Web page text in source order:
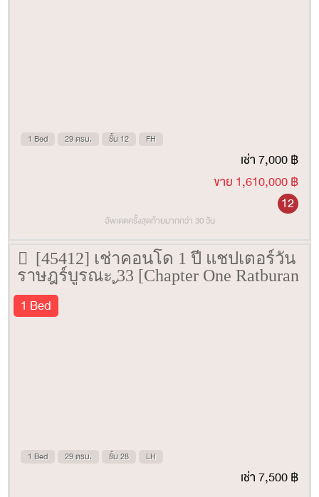
1 Bed 29 ตรม. ชั้น 12 FH
เช่า 7,000 ฿
ขาย 1,610,000 ฿
12
อัพเดตครั้งสุดท้ายมากกว่า 30 วัน
[45412] เช่าคอนโด 1 ปี แชปเตอร์วัน
ราษฎร์บูรณะ 33 [Chapter One Ratburan
33] 29 ตรม. ชั้น 28
1 Bed
1 Bed 29 ตรม. ชั้น 28 LH
เช่า 7,500 ฿